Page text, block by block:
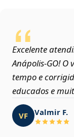
Excelente
Anápolis‑GO!
tempo e
educados e
VF Valmir F.